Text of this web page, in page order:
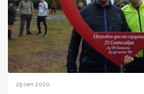
29 сеп 2020